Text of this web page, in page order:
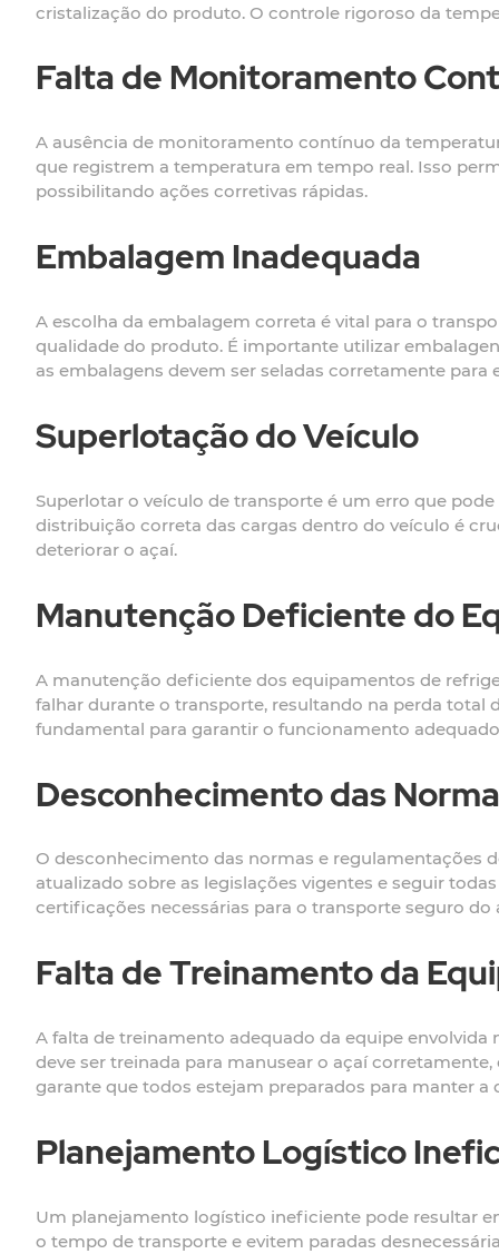
cristalização do produto. O controle rigoroso da
Falta de Monitoramento
A ausência de monitoramento contínuo da
que registrem a temperatura em tempo real. Isso
possibilitando ações corretivas rápidas.
Embalagem Inadequada
A escolha da embalagem correta é vital para o
qualidade do produto. É importante utilizar
as embalagens devem ser seladas corretamente para
Superlotação do Veículo
Superlotar o veículo de transporte é um erro que
distribuição correta das cargas dentro do veículo é
deteriorar o açaí.
Manutenção Deficiente do
A manutenção deficiente dos equipamentos de
falhar durante o transporte, resultando na perda total
fundamental para garantir o funcionamento
Desconhecimento das
O desconhecimento das normas e regulamentações
atualizado sobre as legislações vigentes e seguir
certificações necessárias para o transporte seguro do
Falta de Treinamento da
A falta de treinamento adequado da equipe
deve ser treinada para manusear o açaí
garante que todos estejam preparados para manter
Planejamento Logístico
Um planejamento logístico ineficiente pode resultar
o tempo de transporte e evitem paradas